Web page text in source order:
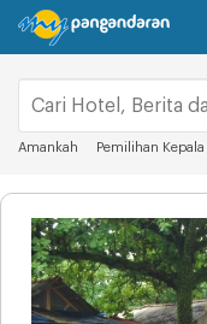
Amankah Pemilihan Kepala